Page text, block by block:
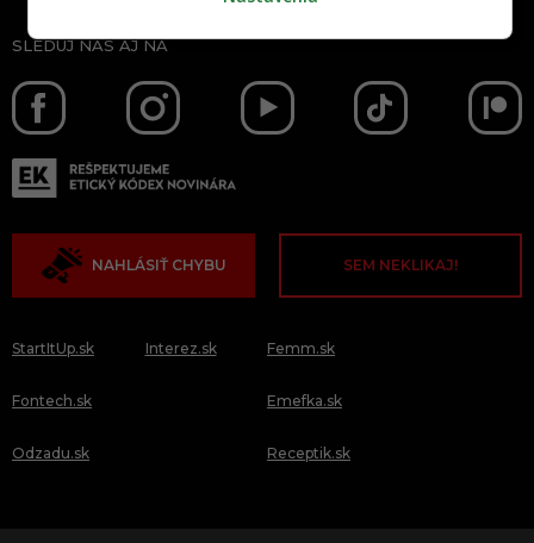
SLEDUJ NÁS AJ NA
NAHLÁSIŤ CHYBU SEM NEKLIKAJ!
StartItUp.sk
Fontech.sk
Odzadu.sk
Interez.sk Femm.sk
Emefka.sk
Receptik.sk